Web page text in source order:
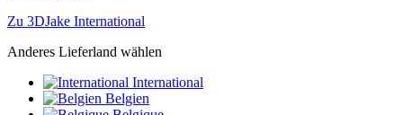
Zu 3DJake International
Anderes Lieferland wählen
International
Belgien